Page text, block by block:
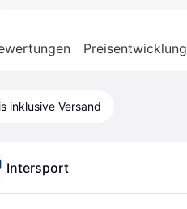
Preisentwicklung
inklusive Versand
Intersport